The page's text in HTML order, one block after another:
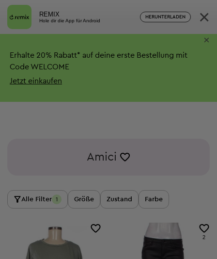
REMIX
Hole dir die App für Android
HERUNTERLADEN ×
Erhalte 20% Rabatt* auf deine erste Bestellung mit
Code WELCOME
Jetzt einkaufen
×
Amici
Alle Filter 1 Größe Zustand Farbe
2